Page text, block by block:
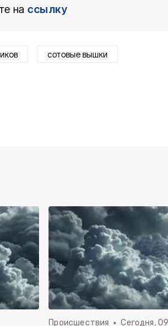
на ссылку
сотовые вышки
Происшествия Сегодня,